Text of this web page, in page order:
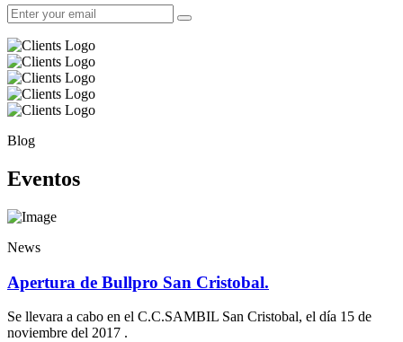
Blog
Eventos
News
Apertura de Bullpro San Cristobal.
Se llevara a cabo en el C.C.SAMBIL San Cristobal, el día 15 de
noviembre del 2017 .